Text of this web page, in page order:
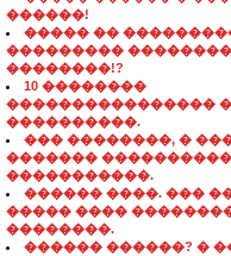
������!
����� ��
���������
��������!?
10 ��������
����������������
����������.
��� ��������, �
�������
�����������.
������ ����. ���
����� ����
��������.
������ ������? �